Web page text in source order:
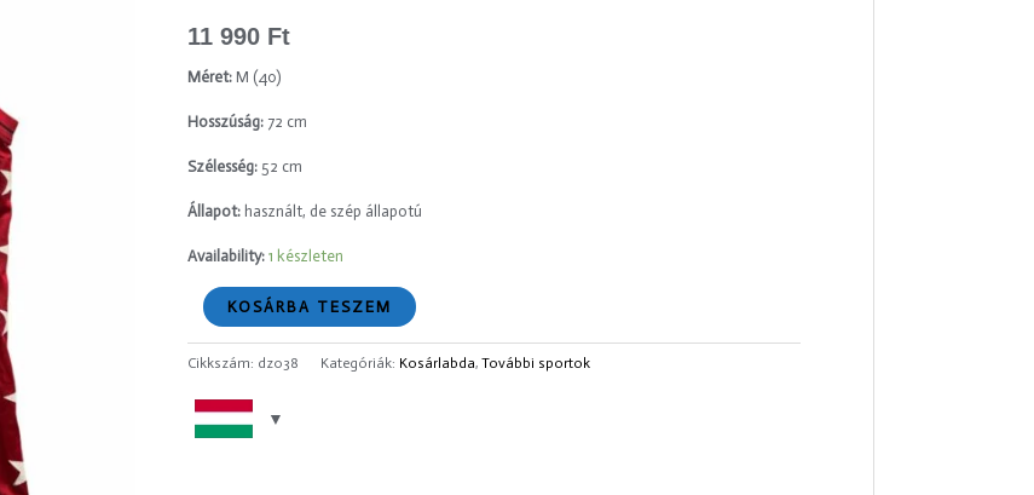
11 990 Ft
Méret:M (40)
Hosszúság: 72 cm
Szélesség: 52 cm
Állapot:használt, de szép állapotú
Availability: 1 készleten
Champion
NBA
40-
es
KOSÁRBA TESZEM
Cikkszám: dz038 Kategóriák: Kosárlabda, További sportok